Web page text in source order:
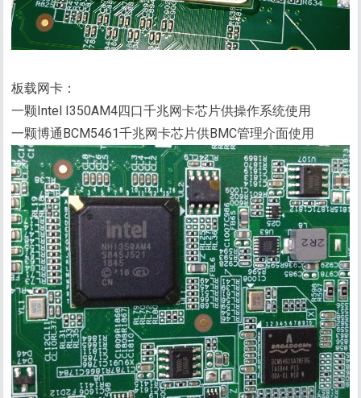
板载网卡：
一颗Intel I350AM4四口千兆网卡芯片供操作系统使用
一颗博通BCM5461千兆网卡芯片供BMC管理介面使用